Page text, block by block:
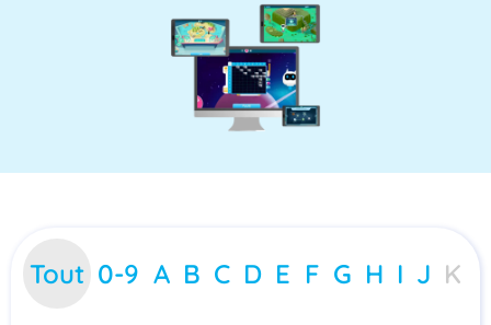
Tout 0-9 A B C D E F G H I J K